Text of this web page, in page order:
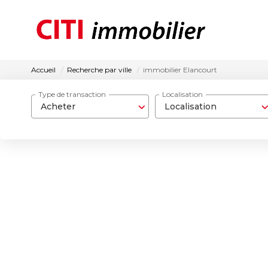
Accueil Recherche par ville immobilier Elancourt
Acheter
Type de transaction
Localisation
Localisation